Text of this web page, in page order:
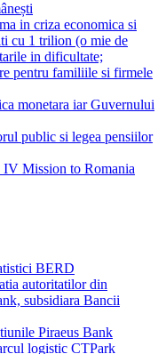
in criza economica si
cu 1 trilion (o mie de
in dificultate;
pentru familiile si firmele
monetara iar Guvernului
public si legea pensiilor
Mission to Romania
BERD
autoritatilor din
subsidiara Bancii
Piraeus Bank
logistic CTPark